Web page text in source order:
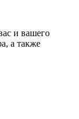
и вашего
а также